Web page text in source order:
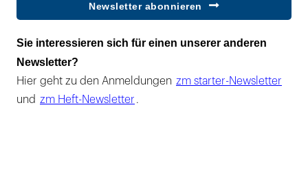
Newsletter abonnieren
Sie interessieren sich für einen unserer anderen
Newsletter?
Hier geht zu den Anmeldungen zm starter-Newsletter
und zm Heft-Newsletter .